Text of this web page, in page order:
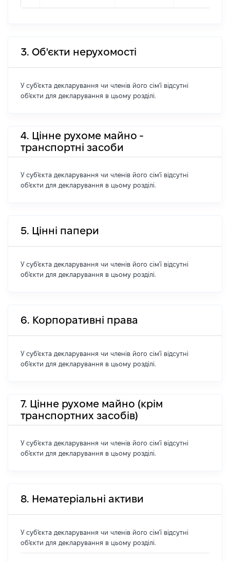
3. Об'єкти нерухомості
У суб'єкта декларування чи членів його сім'ї відсутні
об'єкти для декларування в цьому розділі.
4. Цінне рухоме майно -
транспортні засоби
У суб'єкта декларування чи членів його сім'ї відсутні
об'єкти для декларування в цьому розділі.
5. Цінні папери
У суб'єкта декларування чи членів його сім'ї відсутні
об'єкти для декларування в цьому розділі.
6. Корпоративні права
У суб'єкта декларування чи членів його сім'ї відсутні
об'єкти для декларування в цьому розділі.
7. Цінне рухоме майно (крім
транспортних засобів)
У суб'єкта декларування чи членів його сім'ї відсутні
об'єкти для декларування в цьому розділі.
8. Нематеріальні активи
У суб'єкта декларування чи членів його сім'ї відсутні
об'єкти для декларування в цьому розділі.